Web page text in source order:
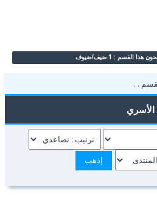
القسم : 1 ضيف/ضيوف
. .